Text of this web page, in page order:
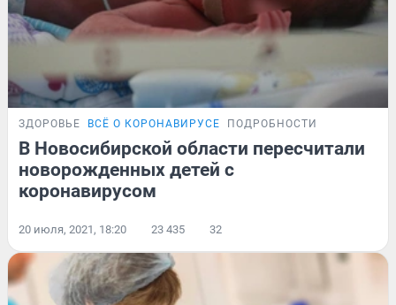
ЗДОРОВЬЕ ВСЁ О КОРОНАВИРУСЕ ПОДРОБНОСТИ
В Новосибирской области пересчитали
новорожденных детей с
коронавирусом
20 июля, 2021, 18:20 23 435 32